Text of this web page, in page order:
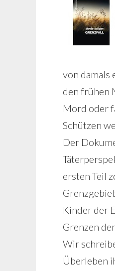
von damals
den frühen
Mord oder
Schützen
Der
ersten Teil
Kinder der
Grenzen
Wir
Überleben